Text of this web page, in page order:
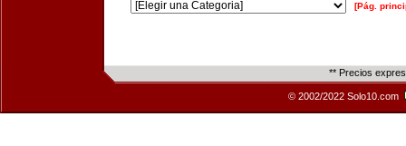
[Pág.
** Precios
© 2002/2022 Solo10.com